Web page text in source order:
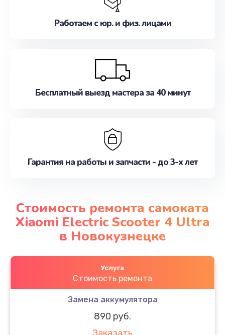
Работаем с юр. и физ. лицами
Бесплатный выезд мастера за 40 минут
Гарантия на работы и запчасти - до 3-х лет
Стоимость ремонта самоката
Xiaomi Electric Scooter 4 Ultra
в Новокузнецке
Услуга
Стоимость ремонта
Замена аккумулятора
890 руб.